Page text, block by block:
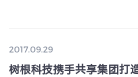
2017.09.29
树根科技携手共享集团打